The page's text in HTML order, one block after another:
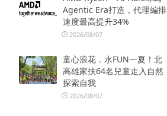
Agentic Era打造，代理編排
速度最高提升34%
2026/08/07
童心浪花．水FUN一夏！北
高雄家扶64名兒童走入自然
探索自我
2026/08/07